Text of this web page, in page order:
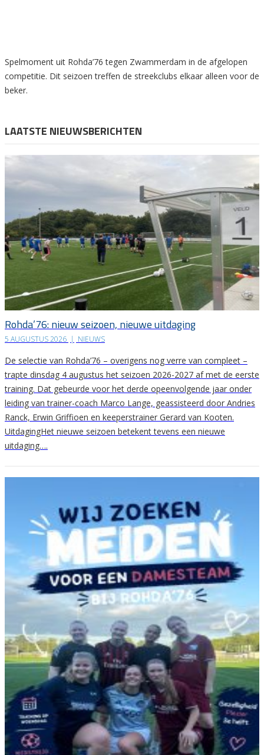
Spelmoment uit Rohda’76 tegen Zwammerdam in de afgelopen
competitie. Dit seizoen treffen de streekclubs elkaar alleen voor de
beker.
LAATSTE NIEUWSBERICHTEN
Rohda’76: nieuw seizoen, nieuwe uitdaging
5 AUGUSTUS 2026 | NIEUWS
De selectie van Rohda’76 – overigens nog verre van compleet –
trapte dinsdag 4 augustus het seizoen 2026-2027 af met de eerste
training. Dat gebeurde voor het derde opeenvolgende jaar onder
leiding van trainer-coach Marco Lange, geassisteerd door Andries
Ranck, Erwin Griffioen en keeperstrainer Gerard van Kooten.
UitdagingHet nieuwe seizoen betekent tevens een nieuwe
uitdaging….